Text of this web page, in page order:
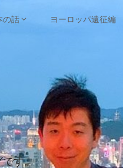
の話 ヨーロッパ遠征編
です。